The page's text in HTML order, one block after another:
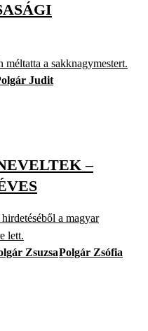
a sakknagymestert.
Judit
–
a magyar
lett.
ZsuzsaPolgár Zsófia